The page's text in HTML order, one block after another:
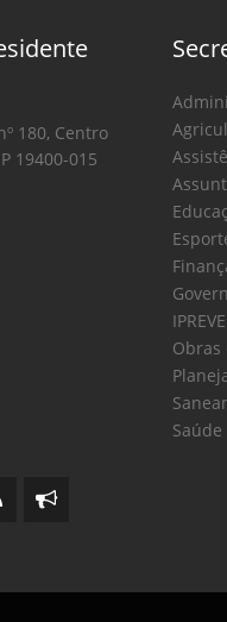
180, Centro
19400-015
Obras
Saúde